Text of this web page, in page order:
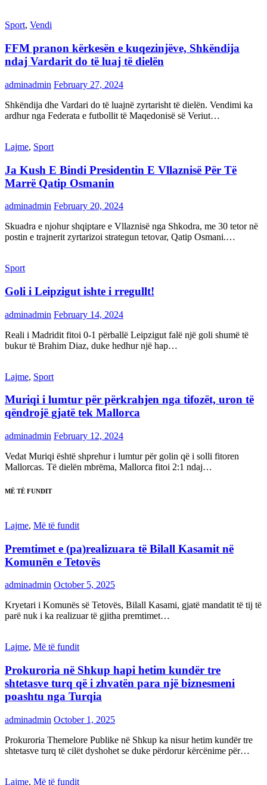
Sport, Vendi
FFM pranon kërkesën e kuqezinjëve, Shkëndija
ndaj Vardarit do të luaj të dielën
adminadmin February 27, 2024
Shkëndija dhe Vardari do të luajnë zyrtarisht të dielën. Vendimi ka
ardhur nga Federata e futbollit të Maqedonisë së Veriut…
Lajme, Sport
Ja Kush E Bindi Presidentin E Vllaznisë Për Të
Marrë Qatip Osmanin
adminadmin February 20, 2024
Skuadra e njohur shqiptare e Vllaznisë nga Shkodra, me 30 tetor në
postin e trajnerit zyrtarizoi strategun tetovar, Qatip Osmani.…
Sport
Goli i Leipzigut ishte i rregullt!
adminadmin February 14, 2024
Reali i Madridit fitoi 0-1 përballë Leipzigut falë një goli shumë të
bukur të Brahim Diaz, duke hedhur një hap…
Lajme, Sport
Muriqi i lumtur për përkrahjen nga tifozët, uron të
qëndrojë gjatë tek Mallorca
adminadmin February 12, 2024
Vedat Muriqi është shprehur i lumtur për golin që i solli fitoren
Mallorcas. Të dielën mbrëma, Mallorca fitoi 2:1 ndaj…
MË TË FUNDIT
Lajme, Më të fundit
Premtimet e (pa)realizuara të Bilall Kasamit në
Komunën e Tetovës
adminadmin October 5, 2025
Kryetari i Komunës së Tetovës, Bilall Kasami, gjatë mandatit të tij të
parë nuk i ka realizuar të gjitha premtimet…
Lajme, Më të fundit
Prokuroria në Shkup hapi hetim kundër tre
shtetasve turq që i zhvatën para një biznesmeni
poashtu nga Turqia
adminadmin October 1, 2025
Prokuroria Themelore Publike në Shkup ka nisur hetim kundër tre
shtetasve turq të cilët dyshohet se duke përdorur kërcënime për…
Lajme, Më të fundit